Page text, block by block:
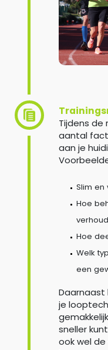
Tijdens de
aantal
aan je
Slim en
Hoe
Hoe
Welk
een
je
sneller
ook wel